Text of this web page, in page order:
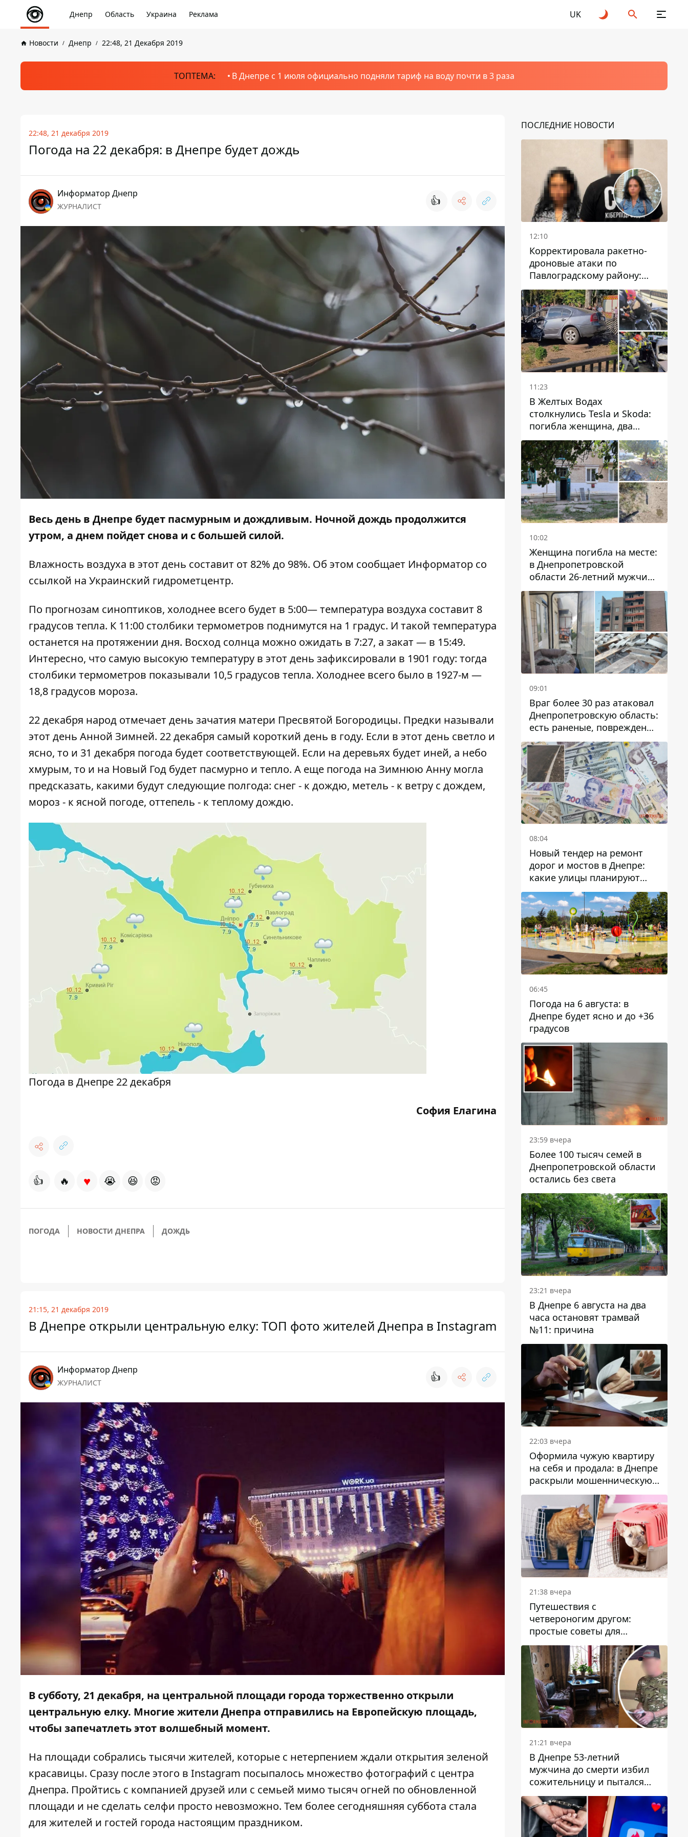
Днепр Область Украина Реклама UK
Новости Днепр 22:48, 21 Декабря 2019
ТОПТЕМА: В Днепре с 1 июля официально подняли тариф на воду почти в 3 раза
22:48, 21 декабря 2019
Погода на 22 декабря: в Днепре будет дождь
Информатор Днепр
ЖУРНАЛИСТ 👍
Весь день в Днепре будет пасмурным и дождливым. Ночной дождь продолжится
утром, а днем пойдет снова и с большей силой.
Влажность воздуха в этот день составит от 82% до 98%. Об этом сообщает Информатор со
ссылкой на Украинский гидрометцентр.
По прогнозам синоптиков, холоднее всего будет в 5:00— температура воздуха составит 8
градусов тепла. К 11:00 столбики термометров поднимутся на 1 градус. И такой температура
останется на протяжении дня. Восход солнца можно ожидать в 7:27, а закат — в 15:49.
Интересно, что самую высокую температуру в этот день зафиксировали в 1901 году: тогда
столбики термометров показывали 10,5 градусов тепла. Холоднее всего было в 1927-м —
18,8 градусов мороза.
22 декабря народ отмечает день зачатия матери Пресвятой Богородицы. Предки называли
этот день Анной Зимней. 22 декабря самый короткий день в году. Если в этот день светло и
ясно, то и 31 декабря погода будет соответствующей. Если на деревьях будет иней, а небо
хмурым, то и на Новый Год будет пасмурно и тепло. А еще погода на Зимнюю Анну могла
предсказать, какими будут следующие полгода: снег - к дождю, метель - к ветру с дождем,
мороз - к ясной погоде, оттепель - к теплому дождю.
Погода в Днепре 22 декабря
София Елагина
👍 🔥 ♥ 😭 😆 😡
ПОГОДА НОВОСТИ ДНЕПРА ДОЖДЬ
21:15, 21 декабря 2019
В Днепре открыли центральную елку: ТОП фото жителей Днепра в Instagram
Информатор Днепр
ЖУРНАЛИСТ 👍
В субботу, 21 декабря, на центральной площади города торжественно открыли
центральную елку. Многие жители Днепра отправились на Европейскую площадь,
чтобы запечатлеть этот волшебный момент.
На площади собрались тысячи жителей, которые с нетерпением ждали открытия зеленой
красавицы. Сразу после этого в Instagram посыпалось множество фотографий с центра
Днепра. Пройтись с компанией друзей или с семьей мимо тысяч огней по обновленной
площади и не сделать селфи просто невозможно. Тем более сегодняшняя суббота стала
для жителей и гостей города настоящим праздником.
ПОСЛЕДНИЕ НОВОСТИ
12:10
Корректировала ракетно-
дроновые атаки по
Павлоградскому району:
задержали вражескую
агентку
11:23
В Желтых Водах
столкнулись Tesla и Skoda:
погибла женщина, два
человека пострадали
10:02
Женщина погибла на месте:
в Днепропетровской
области 26-летний мужчина
избил трех человек
металлическим предметом
09:01
Враг более 30 раз атаковал
Днепропетровскую область:
есть раненые, повреждены
лицей, дома и предприятия
08:04
Новый тендер на ремонт
дорог и мостов в Днепре:
какие улицы планируют
обновить и сколько
десятков миллионов гривен
на это хотят потратить
06:45
Погода на 6 августа: в
Днепре будет ясно и до +36
градусов
23:59 вчера
Более 100 тысяч семей в
Днепропетровской области
остались без света
23:21 вчера
В Днепре 6 августа на два
часа остановят трамвай
№11: причина
22:03 вчера
Оформила чужую квартиру
на себя и продала: в Днепре
раскрыли мошенническую
схему с недвижимостью
21:38 вчера
Путешествия с
четвероногим другом:
простые советы для
поездок с животными
21:21 вчера
В Днепре 53-летний
мужчина до смерти избил
сожительницу и пытался
скрыть преступление:
детали